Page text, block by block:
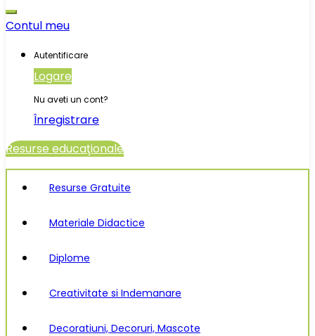
Contul meu
Autentificare
Logare
Nu aveti un cont?
Înregistrare
Resurse educaţionale
Resurse Gratuite
Materiale Didactice
Diplome
Creativitate si Indemanare
Decoratiuni, Decoruri, Mascote